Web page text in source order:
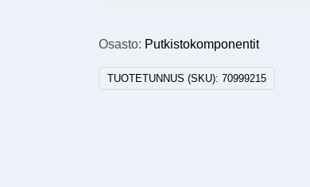
Osasto: Putkistokomponentit
TUOTETUNNUS (SKU):70999215